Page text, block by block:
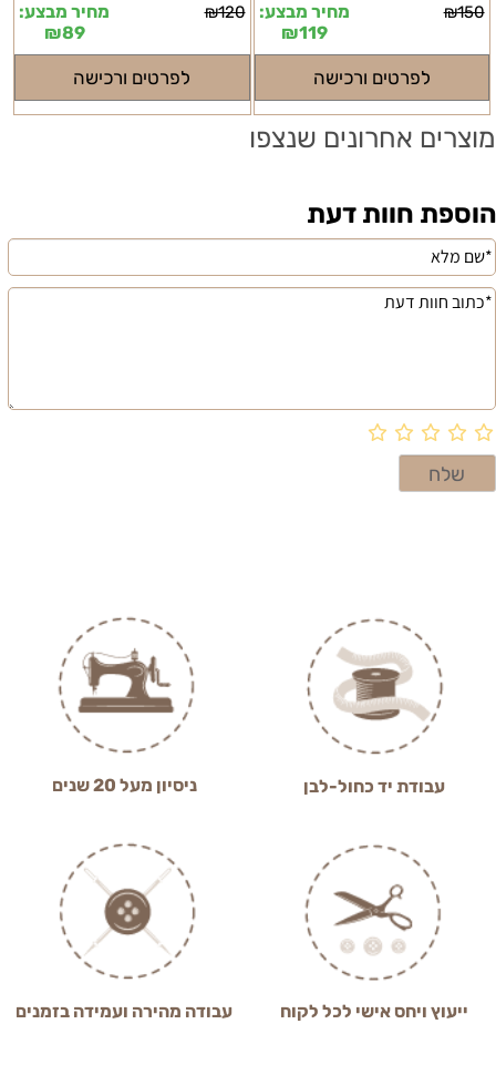
₪150
מחיר מבצע:
₪ 119
לפרטים ורכישה
₪120
מחיר מבצע:
₪89
לפרטים ורכישה
מוצרים אחרונים שנצפו
הוספת חוות דעת
עבודת יד כחול-לבן ניסיון מעל 20 שנים
ייעוץ ויחס אישי לכל לקוח עבודה מהירה ועמידה בזמנים